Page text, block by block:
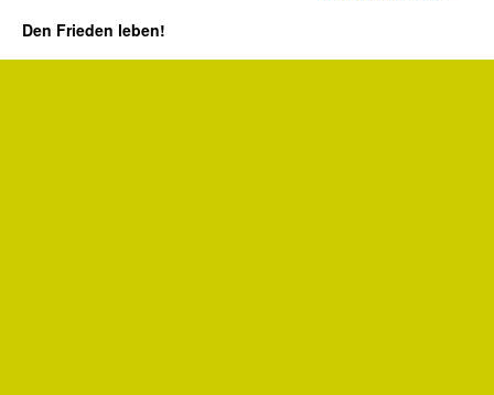
Den Frieden leben!